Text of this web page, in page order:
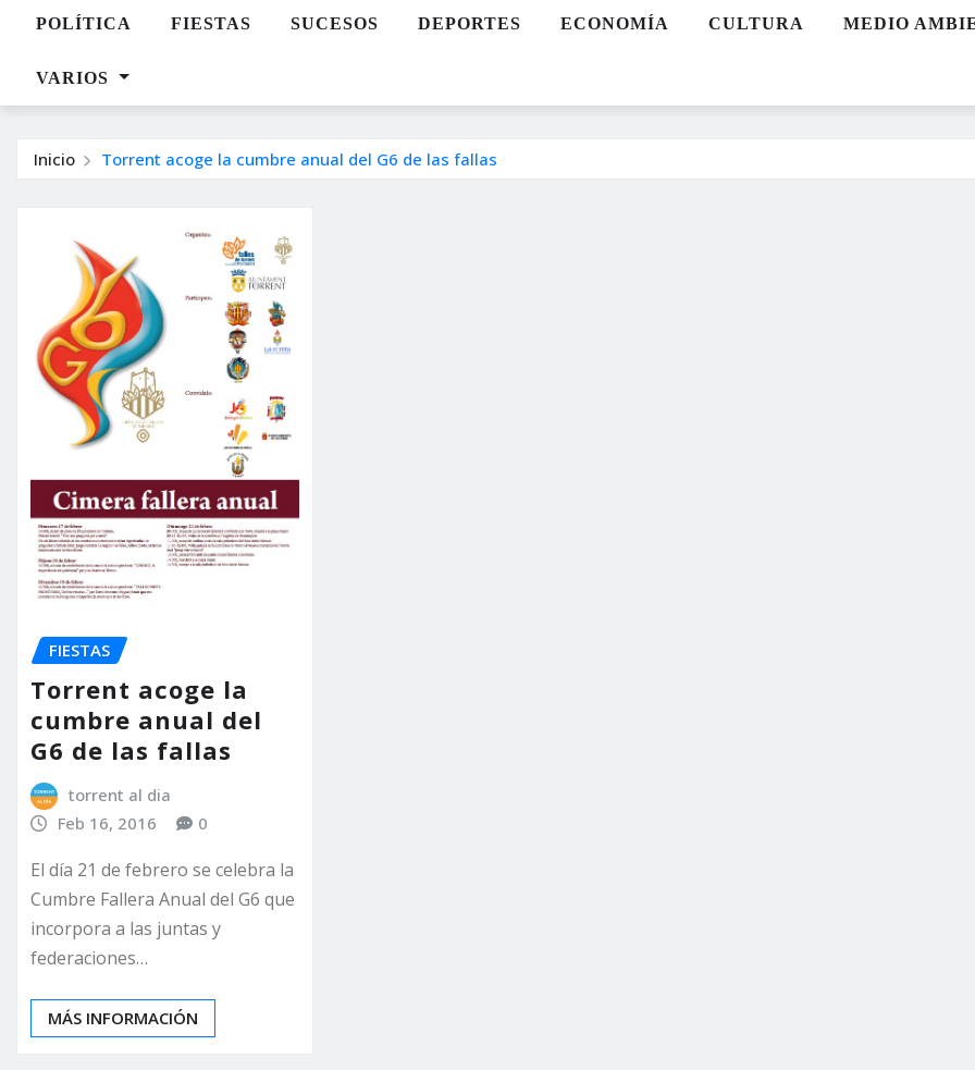
POLÍTICA FIESTAS SUCESOS DEPORTES ECONOMÍA CULTURA MEDIO
VARIOS
Inicio Torrent acoge la cumbre anual del G6 de las fallas
FIESTAS
Torrent acoge la
cumbre anual del
G6 de las fallas
torrent al dia
Feb 16, 2016
0
El día 21 de febrero se celebra la
Cumbre Fallera Anual del G6 que
incorpora a las juntas y
federaciones…
MÁS INFORMACIÓN